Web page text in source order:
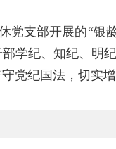
党支部开展的“银
学纪、知纪、明
党纪国法，切实